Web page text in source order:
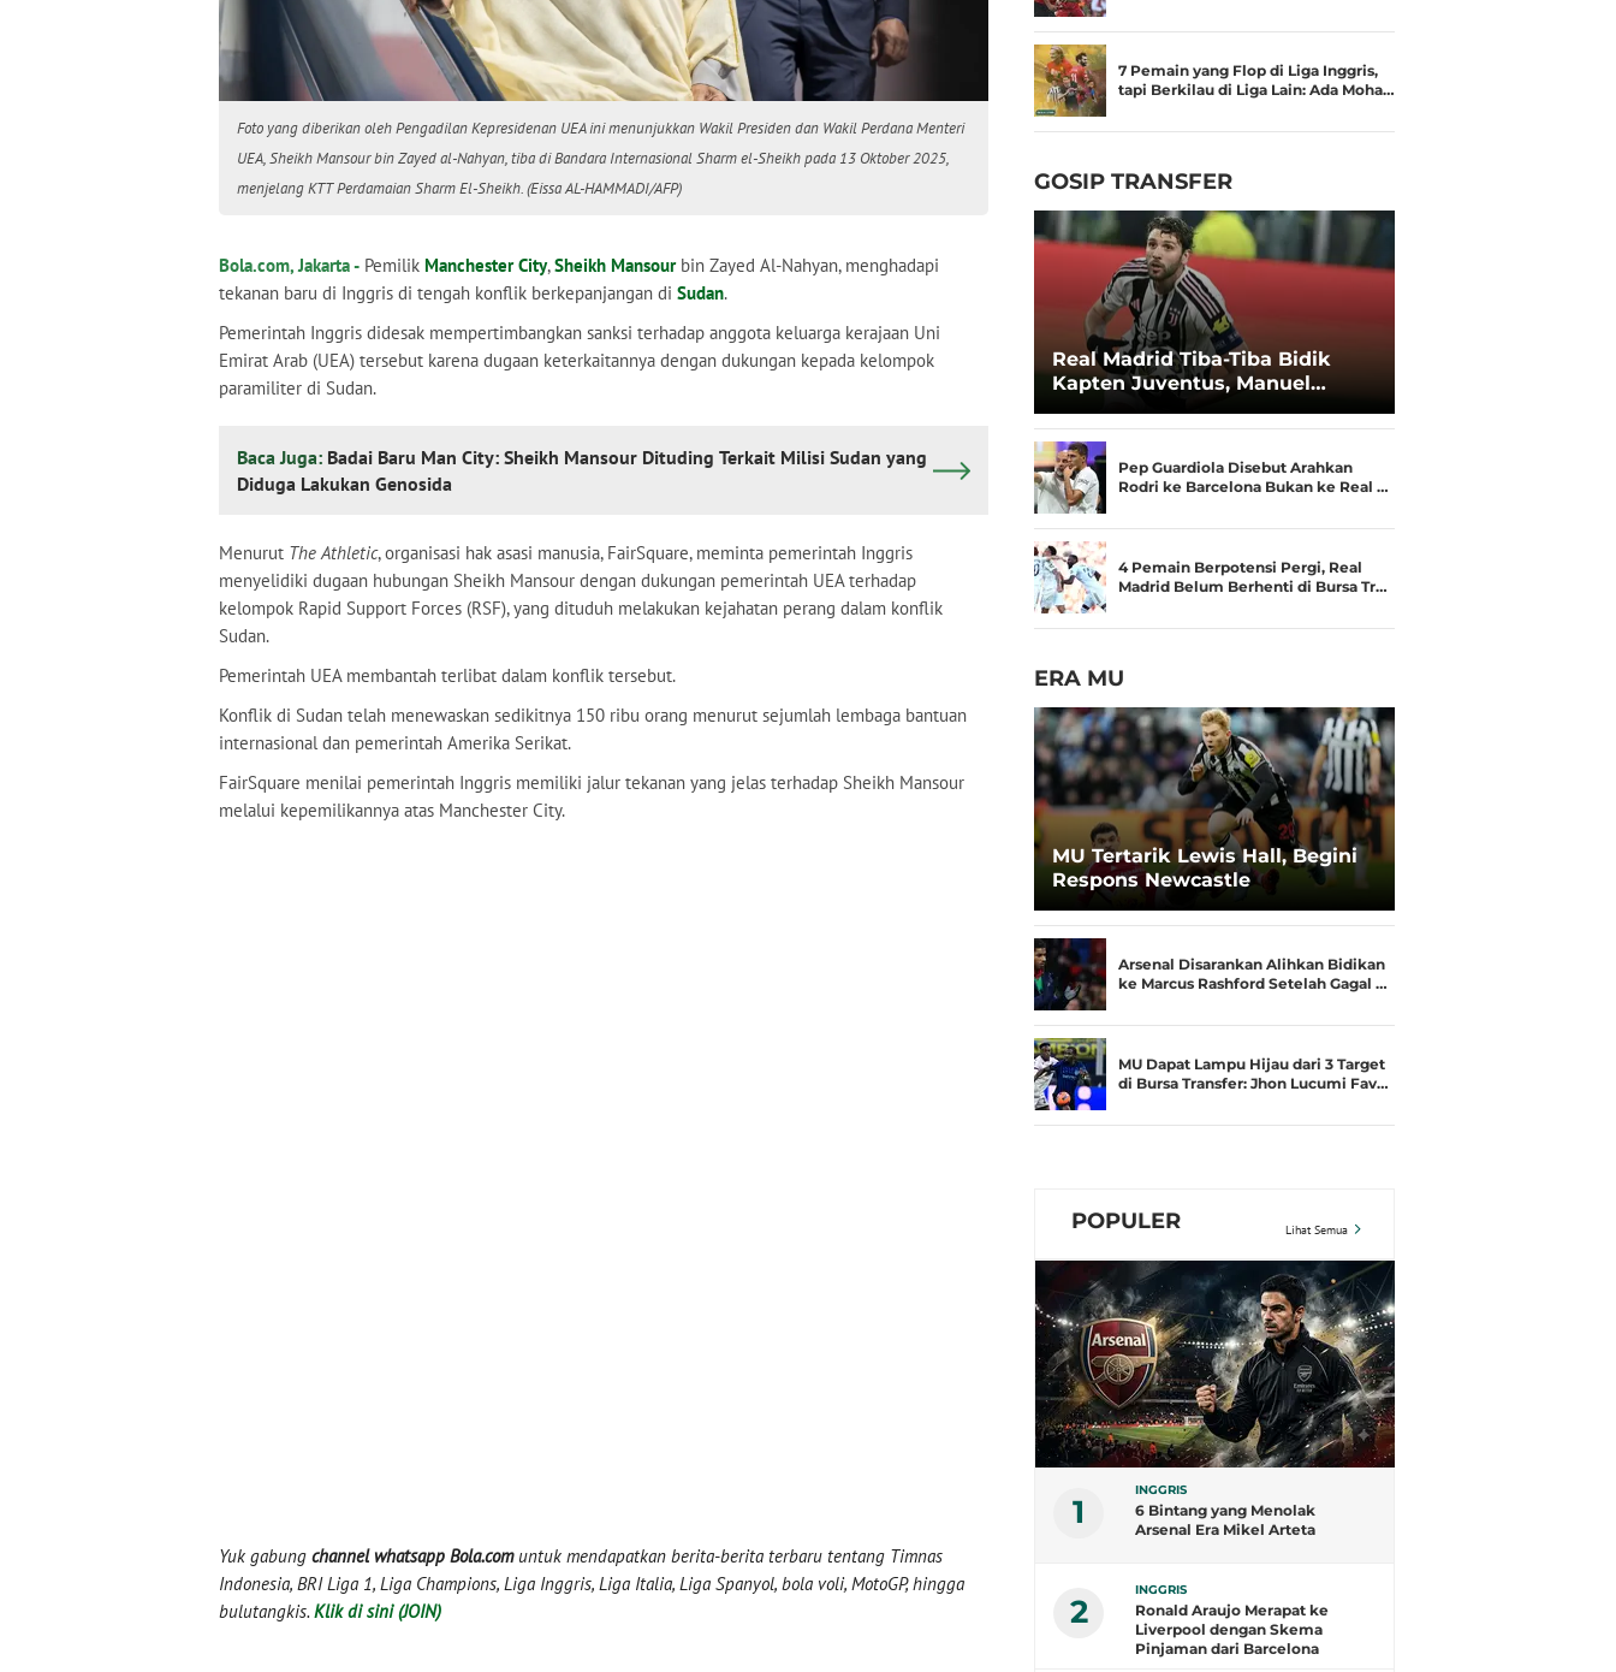
Foto yang diberikan oleh Pengadilan Kepresidenan UEA ini menunjukkan Wakil Presiden dan Wakil Perdana Menteri
UEA, Sheikh Mansour bin Zayed al-Nahyan, tiba di Bandara Internasional Sharm el-Sheikh pada 13 Oktober 2025,
menjelang KTT Perdamaian Sharm El-Sheikh. (Eissa AL-HAMMADI/AFP)
Bola.com, Jakarta - Pemilik Manchester City,Sheikh Mansourbin Zayed Al-Nahyan, menghadapi
tekanan baru di Inggris di tengah konflik berkepanjangan di Sudan.
Pemerintah Inggris didesak mempertimbangkan sanksi terhadap anggota keluarga kerajaan Uni
Emirat Arab (UEA) tersebut karena dugaan keterkaitannya dengan dukungan kepada kelompok
paramiliter di Sudan.
Baca Juga: Badai Baru Man City: Sheikh Mansour Dituding Terkait Milisi Sudan yang
Diduga Lakukan Genosida
Menurut The Athletic, organisasi hak asasi manusia, FairSquare, meminta pemerintah Inggris
menyelidiki dugaan hubungan Sheikh Mansour dengan dukungan pemerintah UEA terhadap
kelompok Rapid Support Forces (RSF), yang dituduh melakukan kejahatan perang dalam konflik
Sudan.
Pemerintah UEA membantah terlibat dalam konflik tersebut.
Konflik di Sudan telah menewaskan sedikitnya 150 ribu orang menurut sejumlah lembaga bantuan
internasional dan pemerintah Amerika Serikat.
FairSquare menilai pemerintah Inggris memiliki jalur tekanan yang jelas terhadap Sheikh Mansour
melalui kepemilikannya atas Manchester City.
Yuk gabung channel whatsapp Bola.comuntuk mendapatkan berita-berita terbaru tentang Timnas
Indonesia, BRI Liga 1, Liga Champions, Liga Inggris, Liga Italia, Liga Spanyol, bola voli, MotoGP, hingga
bulutangkis. Klik di sini (JOIN)
7 Pemain yang Flop di Liga Inggris,
tapi Berkilau di Liga Lain: Ada Moha…
GOSIP TRANSFER
Real Madrid Tiba-Tiba Bidik
Kapten Juventus, Manuel
Pep Guardiola Disebut Arahkan
Rodri ke Barcelona Bukan ke Real …
4 Pemain Berpotensi Pergi, Real
Madrid Belum Berhenti di Bursa Tr…
ERA MU
MU Tertarik Lewis Hall, Begini
Respons Newcastle
Arsenal Disarankan Alihkan Bidikan
ke Marcus Rashford Setelah Gagal …
MU Dapat Lampu Hijau dari 3 Target
di Bursa Transfer: Jhon Lucumi Fav…
POPULER Lihat Semua
1
INGGRIS
6 Bintang yang Menolak
Arsenal Era Mikel Arteta
2
INGGRIS
Ronald Araujo Merapat ke
Liverpool dengan Skema
Pinjaman dari Barcelona